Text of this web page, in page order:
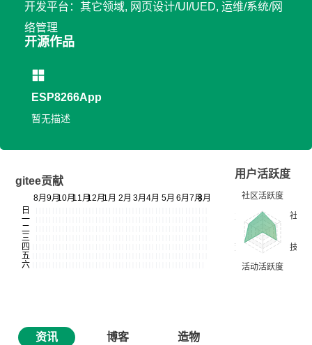
开发平台：其它领域, 网页设计/UI/UED, 运维/系统/网
络管理
开源作品
ESP8266App
暂无描述
gitee贡献
用户活跃度
资讯 博客
造物